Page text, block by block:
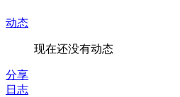
动态
现在还没有动态
分享
日志